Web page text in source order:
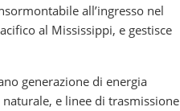
all’ingresso nel
al Mississippi, e gestisce
generazione di energia
e linee di trasmissione